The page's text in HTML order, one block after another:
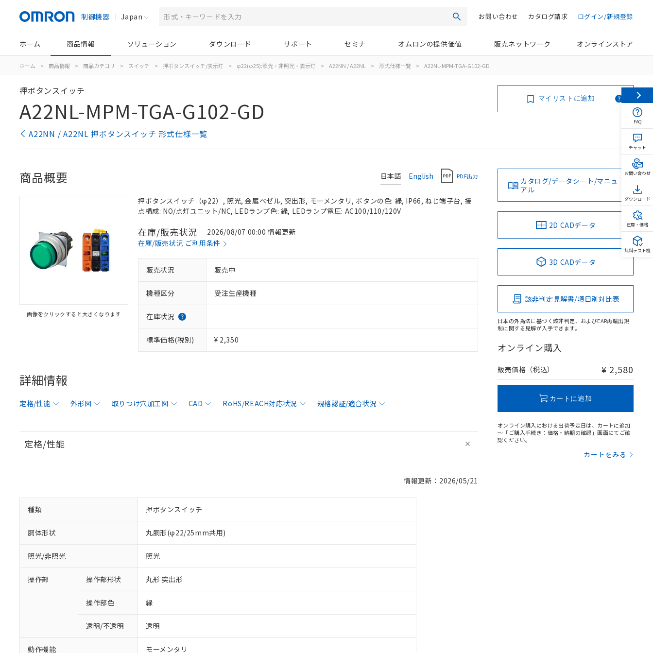
制御機器 Japan 検索 ログイン/新規登録
カタログ請求
お問い合わせ
ホーム 商品情報 ソリューション ダウンロード サポート セミナ オムロンの提供価値 販売ネットワーク オンラインストア
ホーム > 商品情報 > 商品カテゴリ > スイッチ > 押ボタンスイッチ/表示灯 > φ22(φ25):照光・非照光・表示灯 > A22NN / A22NL > 形式仕様一覧 > A22NL-MPM-TGA-G102-GD
押ボタンスイッチ
A22NL-MPM-TGA-G102-GD
A22NN / A22NL 押ボタンスイッチ 形式仕様一覧
マイリストに追加
日本語 English PDF出力
商品概要
画像をクリックすると大きくなります
押ボタンスイッチ（φ22）, 照光, 金属ベゼル, 突出形, モーメンタリ, ボタンの色: 緑, IP66, ねじ端子台, 接
点構成: NO/点灯ユニット/NC, LEDランプ色: 緑, LEDランプ電圧: AC100/110/120V
在庫/販売状況
2026/08/07 00:00 情報更新
在庫/販売状況 ご利用条件
販売状況 販売中
機種区分 受注生産機種
在庫状況
標準価格(税別) ¥ 2,350
詳細情報
定格/性能 外形図 取りつけ穴加工図 CAD RoHS/REACH対応状況 規格認証/適合状況
定格/性能
情報更新：2026/05/21
種類 押ボタンスイッチ
胴体形状 丸胴形(φ22/25mm共用)
照光/非照光 照光
操作部 操作部形状 丸形 突出形
操作部色 緑
透明/不透明 透明
動作機能 モーメンタリ
カタログ/データシート/マニュ
アル
2D CADデータ
3D CADデータ
該非判定見解書/項目別対比表
日本の外為法に基づく該非判定、およびEAR再輸出規
制に関する見解が入手できます。
オンライン購入
販売価格（税込） ¥ 2,580
カートに追加
オンライン購入における出荷予定日は、カートに追加
～「ご購入手続き：価格・納期の確認」画面にてご確
認ください。
カートをみる
FAQ
チャット
お問い合わせ
ダウンロード
在庫・価格
無料テスト機